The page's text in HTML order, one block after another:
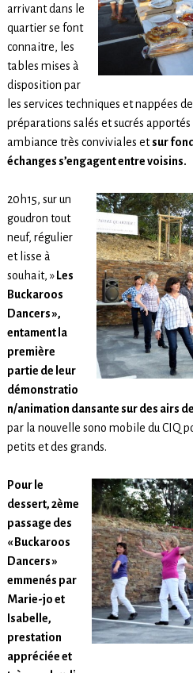
arrivant dans le
quartier se font
connaitre, les
tables mises à
disposition par
les services techniques et nappées
préparations salés et sucrés
ambiance très conviviales etsur
échanges s’engagent entre voisins.
20h15, sur un
goudron tout
neuf, régulier
et lisse à
souhait, »Les
Buckaroos
Dancers »,
entament la
première
partie de leur
démonstratio
n/animation dansante sur des airs
par la nouvelle sono mobile du CIQ
petits et des grands.
Pour le
dessert, 2ème
passage des
« Buckaroos
Dancers »
emmenés par
Marie-jo et
Isabelle,
prestation
appréciée et